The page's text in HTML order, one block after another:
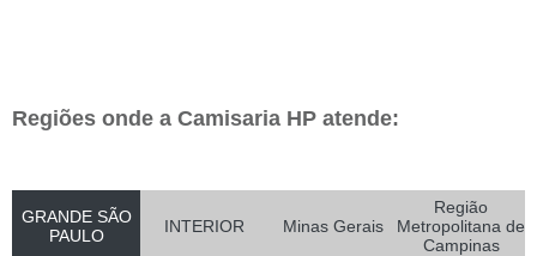
Regiões onde a Camisaria HP atende:
GRANDE SÃO
PAULO
INTERIOR Minas Gerais
Região
Metropolitana de
Campinas